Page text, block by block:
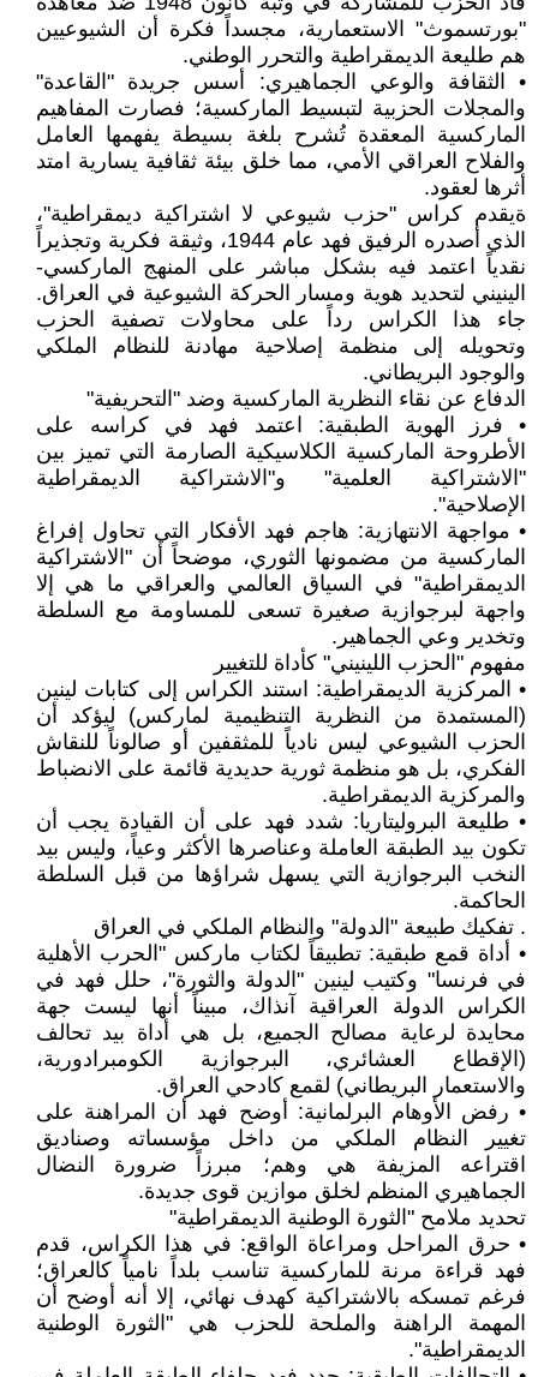
"بورتسموث" الاستعمارية، مجسداً فكرة أن الشيوعيين
هم طليعة الديمقراطية والتحرر الوطني.
• الثقافة والوعي الجماهيري: أسس جريدة "القاعدة"
والمجلات الحزبية لتبسيط الماركسية؛ فصارت المفاهيم
الماركسية المعقدة تُشرح بلغة بسيطة يفهمها العامل
والفلاح العراقي الأمي، مما خلق بيئة ثقافية يسارية امتد
أثرها لعقود.
ةيقدم كراس "حزب شيوعي لا اشتراكية ديمقراطية"،
الذي أصدره الرفيق فهد عام 1944، وثيقة فكرية وتجذيراً
نقدياً اعتمد فيه بشكل مباشر على المنهج الماركسي-
الينيني لتحديد هوية ومسار الحركة الشيوعية في العراق.
جاء هذا الكراس رداً على محاولات تصفية الحزب
وتحويله إلى منظمة إصلاحية مهادنة للنظام الملكي
والوجود البريطاني.
الدفاع عن نقاء النظرية الماركسية وضد "التحريفية"
• فرز الهوية الطبقية: اعتمد فهد في كراسه على
الأطروحة الماركسية الكلاسيكية الصارمة التي تميز بين
"الاشتراكية العلمية" و"الاشتراكية الديمقراطية
الإصلاحية".
• مواجهة الانتهازية: هاجم فهد الأفكار التي تحاول إفراغ
الماركسية من مضمونها الثوري، موضحاً أن "الاشتراكية
الديمقراطية" في السياق العالمي والعراقي ما هي إلا
واجهة لبرجوازية صغيرة تسعى للمساومة مع السلطة
وتخدير وعي الجماهير.
مفهوم "الحزب اللينيني" كأداة للتغيير
• المركزية الديمقراطية: استند الكراس إلى كتابات لينين
(المستمدة من النظرية التنظيمية لماركس) ليؤكد أن
الحزب الشيوعي ليس نادياً للمثقفين أو صالوناً للنقاش
الفكري، بل هو منظمة ثورية حديدية قائمة على الانضباط
والمركزية الديمقراطية.
• طليعة البروليتاريا: شدد فهد على أن القيادة يجب أن
تكون بيد الطبقة العاملة وعناصرها الأكثر وعياً، وليس بيد
النخب البرجوازية التي يسهل شراؤها من قبل السلطة
الحاكمة.
. تفكيك طبيعة "الدولة" والنظام الملكي في العراق
• أداة قمع طبقية: تطبيقاً لكتاب ماركس "الحرب الأهلية
في فرنسا" وكتيب لينين "الدولة والثورة"، حلل فهد في
الكراس الدولة العراقية آنذاك، مبيناً أنها ليست جهة
محايدة لرعاية مصالح الجميع، بل هي أداة بيد تحالف
(الإقطاع العشائري، البرجوازية الكومبرادورية،
والاستعمار البريطاني) لقمع كادحي العراق.
• رفض الأوهام البرلمانية: أوضح فهد أن المراهنة على
تغيير النظام الملكي من داخل مؤسساته وصناديق
اقتراعه المزيفة هي وهم؛ مبرزاً ضرورة النضال
الجماهيري المنظم لخلق موازين قوى جديدة.
تحديد ملامح "الثورة الوطنية الديمقراطية"
• حرق المراحل ومراعاة الواقع: في هذا الكراس، قدم
فهد قراءة مرنة للماركسية تناسب بلداً نامياً كالعراق؛
فرغم تمسكه بالاشتراكية كهدف نهائي، إلا أنه أوضح أن
المهمة الراهنة والملحة للحزب هي "الثورة الوطنية
الديمقراطية".